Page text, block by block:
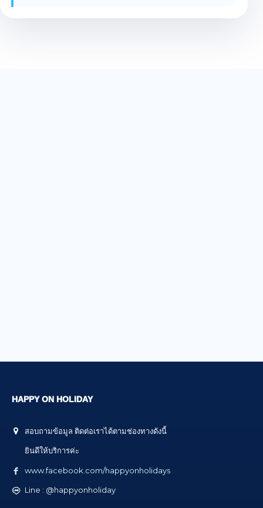
HAPPY ON HOLIDAY
สอบถามข้อมูล ติดต่อเราได้ตามช่องทางดังนี้
ยินดีให้บริการค่ะ
www.facebook.com/happyonholidays
Line : @happyonholiday